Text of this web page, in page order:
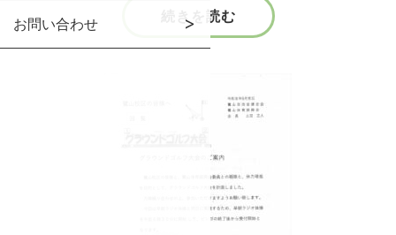
お問い合わせ 続きを読む